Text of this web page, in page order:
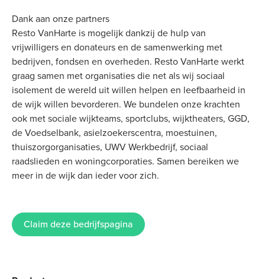
Dank aan onze partners
Resto VanHarte is mogelijk dankzij de hulp van
vrijwilligers en donateurs en de samenwerking met
bedrijven, fondsen en overheden. Resto VanHarte werkt
graag samen met organisaties die net als wij sociaal
isolement de wereld uit willen helpen en leefbaarheid in
de wijk willen bevorderen. We bundelen onze krachten
ook met sociale wijkteams, sportclubs, wijktheaters, GGD,
de Voedselbank, asielzoekerscentra, moestuinen,
thuiszorgorganisaties, UWV Werkbedrijf, sociaal
raadslieden en woningcorporaties. Samen bereiken we
meer in de wijk dan ieder voor zich.
Claim deze bedrijfspagina